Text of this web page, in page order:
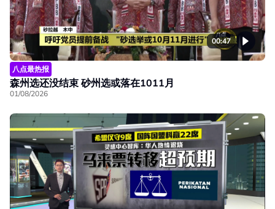
00:47
八点最热报
森州选还没结束 砂州选或落在1011月
01/08/2026